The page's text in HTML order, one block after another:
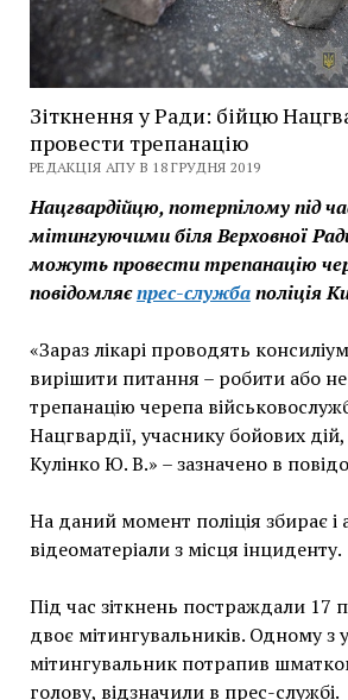
Зіткнення у Ради: бійцю
провести трепанацію
РЕДАКЦІЯ АПУ В 18 ГРУДНЯ 2019
Нацгвардійцю, потерпілому під
мітингуючими біля Верховної
можуть провести трепанацію
повідомляєпрес-службаполіція
«Зараз лікарі проводять
вирішити питання – робити або
трепанацію черепа
Нацгвардії, учаснику бойових
Кулінко Ю. В.» – зазначено в
На даний момент поліція збирає і
відеоматеріали з місця інциденту.
Під час зіткнень постраждали 17
двоє мітингувальників. Одному з
мітингувальник потрапив
голову, відзначили в прес-службі.